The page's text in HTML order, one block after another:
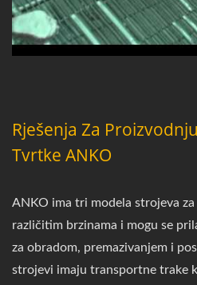
Rješenja Za
Tvrtke ANKO
ANKO ima tri modela strojeva
različitim brzinama i mogu se
za obradom, premazivanjem i
strojevi imaju transportne trake